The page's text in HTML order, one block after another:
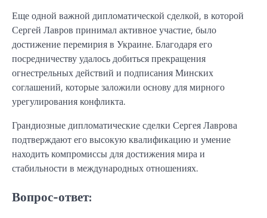
Еще одной важной дипломатической сделкой, в которой
Сергей Лавров принимал активное участие, было
достижение перемирия в Украине. Благодаря его
посредничеству удалось добиться прекращения
огнестрельных действий и подписания Минских
соглашений, которые заложили основу для мирного
урегулирования конфликта.
Грандиозные дипломатические сделки Сергея Лаврова
подтверждают его высокую квалификацию и умение
находить компромиссы для достижения мира и
стабильности в международных отношениях.
Вопрос-ответ: